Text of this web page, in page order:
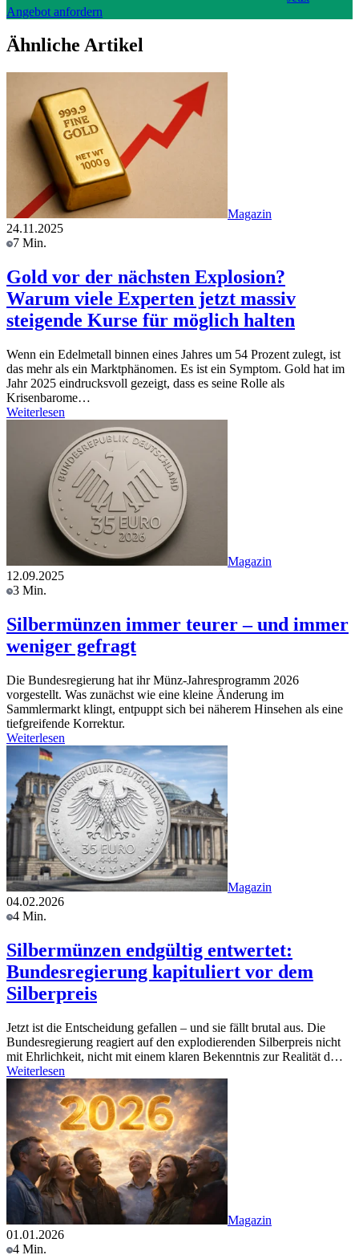
Angebot anfordern
Ähnliche Artikel
Magazin
24.11.2025
7 Min.
Gold vor der nächsten Explosion?
Warum viele Experten jetzt massiv
steigende Kurse für möglich halten
Wenn ein Edelmetall binnen eines Jahres um 54 Prozent zulegt, ist
das mehr als ein Marktphänomen. Es ist ein Symptom. Gold hat im
Jahr 2025 eindrucksvoll gezeigt, dass es seine Rolle als
Krisenbarome…
Weiterlesen
Magazin
12.09.2025
3 Min.
Silbermünzen immer teurer – und immer
weniger gefragt
Die Bundesregierung hat ihr Münz-Jahresprogramm 2026
vorgestellt. Was zunächst wie eine kleine Änderung im
Sammlermarkt klingt, entpuppt sich bei näherem Hinsehen als eine
tiefgreifende Korrektur.
Weiterlesen
Magazin
04.02.2026
4 Min.
Silbermünzen endgültig entwertet:
Bundesregierung kapituliert vor dem
Silberpreis
Jetzt ist die Entscheidung gefallen – und sie fällt brutal aus. Die
Bundesregierung reagiert auf den explodierenden Silberpreis nicht
mit Ehrlichkeit, nicht mit einem klaren Bekenntnis zur Realität d…
Weiterlesen
Magazin
01.01.2026
4 Min.